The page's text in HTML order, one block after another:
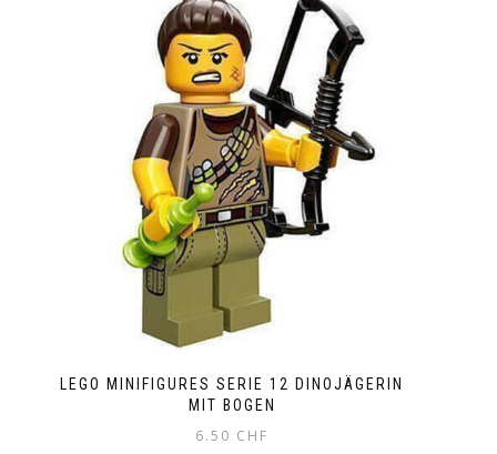
LEGO MINIFIGURES SERIE 12 DINOJÄGERIN
MIT BOGEN
6.50 CHF